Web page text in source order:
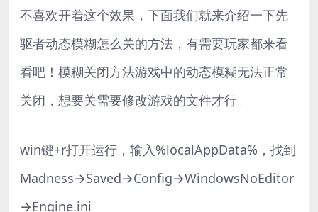
不喜欢开着这个效果，下面我们就来介绍一下先
驱者动态模糊怎么关的方法，有需要玩家都来看
看吧！模糊关闭方法游戏中的动态模糊无法正常
关闭，想要关需要修改游戏的文件才行。
win键+r打开运行，输入%localAppData%，找到
Madness→Saved→Config→WindowsNoEditor
→Engine.ini